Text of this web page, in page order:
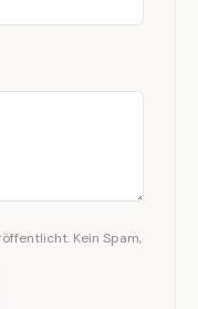
Kein Spam,